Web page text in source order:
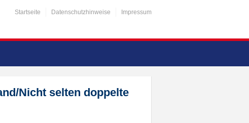
Startseite Datenschutzhinweise Impressum
Nicht selten doppelte